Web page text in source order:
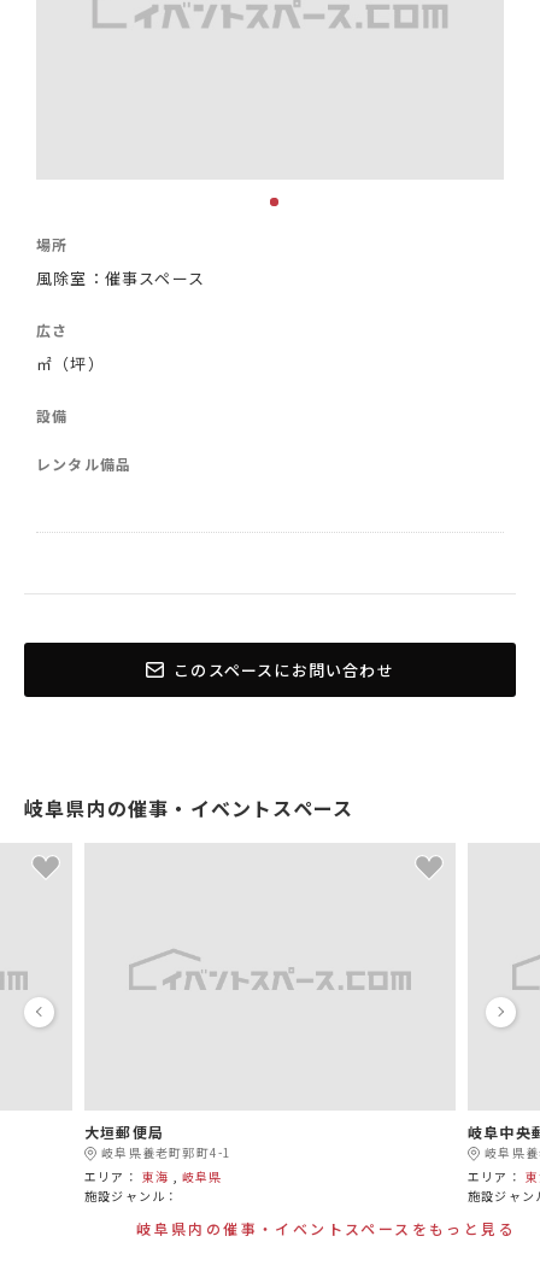
場所
風除室：催事スペース
広さ
㎡（坪）
設備
レンタル備品
このスペースにお問い合わせ
岐阜県内の催事・イベントスペース
大垣郵便局
岐阜県養老町郭町4-1
エリア： 東海 ,岐阜県
施設ジャンル：
岐阜中央
岐阜県
エリア：
施設ジャン
岐阜県内の催事・イベントスペースをもっと見る